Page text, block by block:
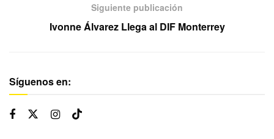
Siguiente publicación
Ivonne Álvarez Llega al DIF Monterrey
Síguenos en: